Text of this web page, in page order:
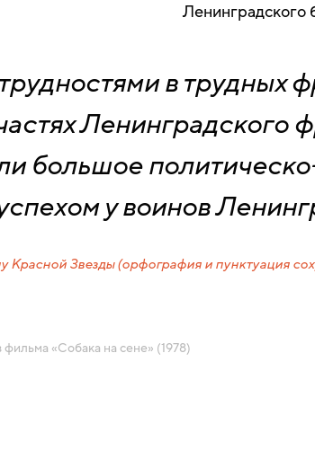
Ленинградского
в трудных
Ленинградского
большое
у воинов
Красной Звезды (орфография и пунктуация
фильма «Собака на сене» (1978)